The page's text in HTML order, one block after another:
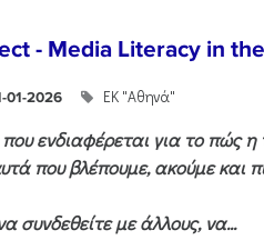
- Media Literacy in
01-2026 ΕΚ "Αθηνά"
ενδιαφέρεται για το πώς
που βλέπουμε, ακούμε και
συνδεθείτε με άλλους, να...